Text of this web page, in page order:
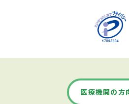
医療機関の方